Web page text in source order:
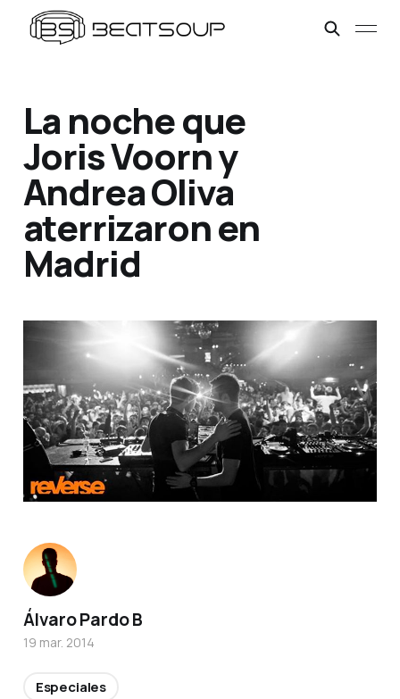
La noche que
Joris Voorn y
Andrea Oliva
aterrizaron en
Madrid
Álvaro Pardo B
19 mar. 2014
Especiales